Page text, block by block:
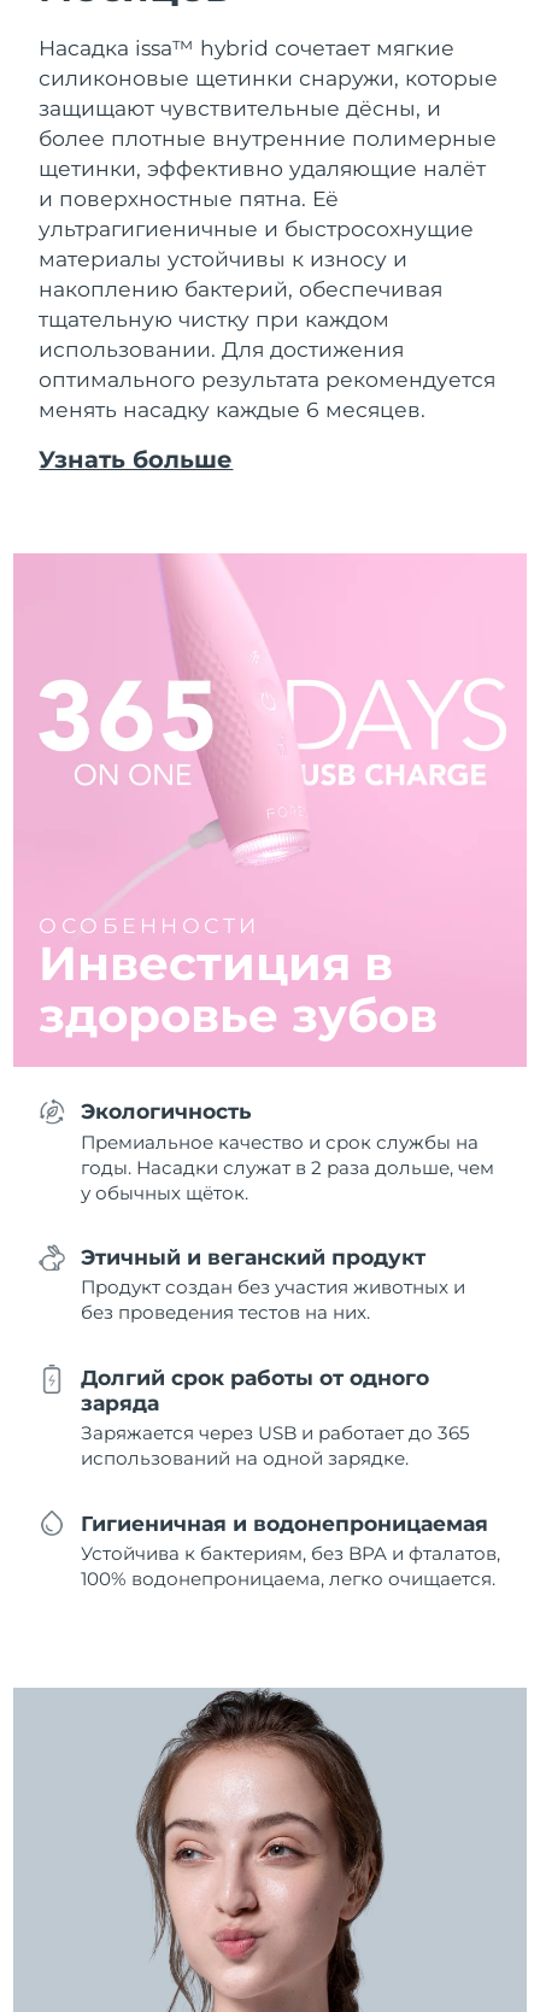
Насадка issa™ hybrid сочетает мягкие
силиконовые щетинки снаружи, которые
защищают чувствительные дёсны, и
более плотные внутренние полимерные
щетинки, эффективно удаляющие налёт
и поверхностные пятна. Её
ультрагигиеничные и быстросохнущие
материалы устойчивы к износу и
накоплению бактерий, обеспечивая
тщательную чистку при каждом
использовании. Для достижения
оптимального результата рекомендуется
менять насадку каждые 6 месяцев.
Узнать больше
ОСОБЕННОСТИ
Инвестиция в
здоровье зубов
Экологичность
Премиальное качество и срок службы на
годы. Насадки служат в 2 раза дольше, чем
у обычных щёток.
Этичный и веганский продукт
Продукт создан без участия животных и
без проведения тестов на них.
Долгий срок работы от одного
заряда
Заряжается через USB и работает до 365
использований на одной зарядке.
Гигиеничная и водонепроницаемая
Устойчива к бактериям, без BPA и фталатов,
100% водонепроницаема, легко очищается.